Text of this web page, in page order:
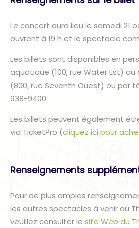
Le concert aura lieu le samedi 21
ouvrent à 19 h et le spectacle
Les billets sont disponibles en
aquatique (100, rue Water Est) ou
(800, rue Seventh Ouest) ou par
938-9400.
Les billets peuvent également
via TicketPro (cliquez ici pour
Renseignements
Pour de plus amples
les autres spectacles à venir au
veuillez consulter le site Web du